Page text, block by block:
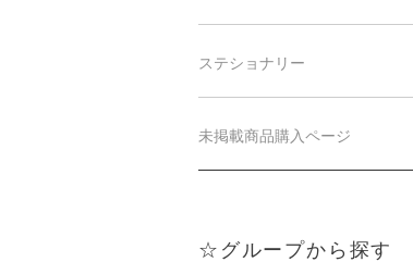
ステショナリー
未掲載商品購入ページ
☆グループから探す